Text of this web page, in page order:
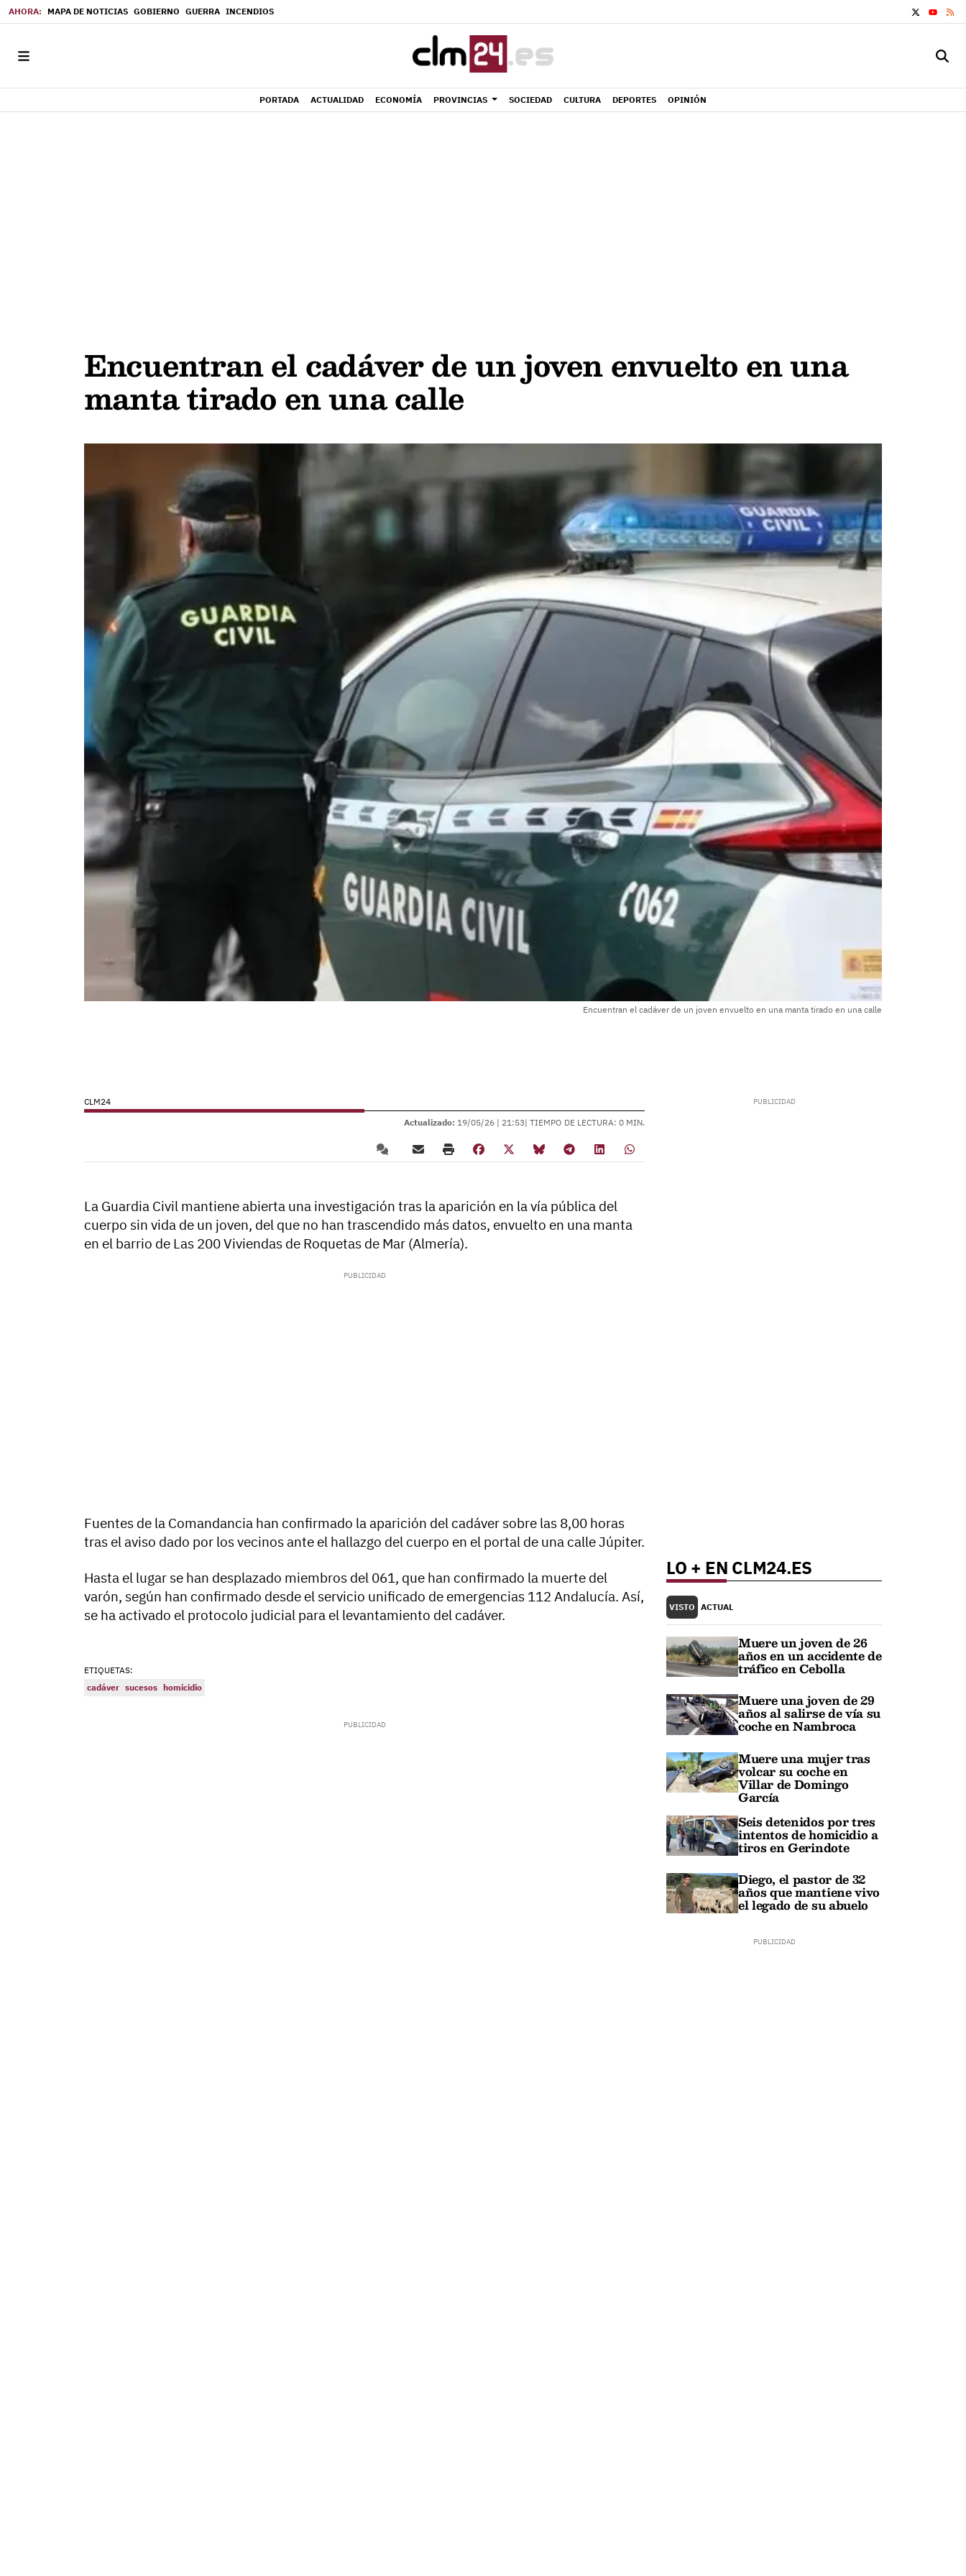
MAPA DE NOTICIAS GOBIERNO GUERRA INCENDIOS
YOUTUBE
PORTADA ACTUALIDAD ECONOMÍA PROVINCIAS SOCIEDAD CULTURA DEPORTES OPINIÓN
Encuentran el cadáver de un joven envuelto en una
manta tirado en una calle
Encuentran el cadáver de un joven envuelto en una manta tirado en una calle
CLM24
Actualizado: 19/05/26 | 21:53| TIEMPO DE LECTURA: 0 MIN.
La Guardia Civil mantiene abierta una investigación tras la aparición en la vía pública del
cuerpo sin vida de un joven, del que no han trascendido más datos, envuelto en una manta
en el barrio de Las 200 Viviendas de Roquetas de Mar (Almería).
Fuentes de la Comandancia han confirmado la aparición del cadáver sobre las 8,00 horas
tras el aviso dado por los vecinos ante el hallazgo del cuerpo en el portal de una calle Júpiter.
Hasta el lugar se han desplazado miembros del 061, que han confirmado la muerte del
varón, según han confirmado desde el servicio unificado de emergencias 112 Andalucía. Así,
se ha activado el protocolo judicial para el levantamiento del cadáver.
ETIQUETAS:
cadáver sucesos homicidio
LO + EN CLM24.ES
VISTO ACTUAL
Muere un joven de 26
años en un accidente de
tráfico en Cebolla
Muere una joven de 29
años al salirse de vía su
coche en Nambroca
Muere una mujer tras
volcar su coche en
Villar de Domingo
García
Seis detenidos por tres
intentos de homicidio a
tiros en Gerindote
Diego, el pastor de 32
años que mantiene vivo
el legado de su abuelo